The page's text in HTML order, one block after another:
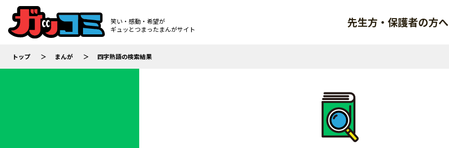
笑い・感動・希望が
ギュッとつまったまんがサイト
先生方・保護者の方へ
トップ まんが 四字熟語の検索結果